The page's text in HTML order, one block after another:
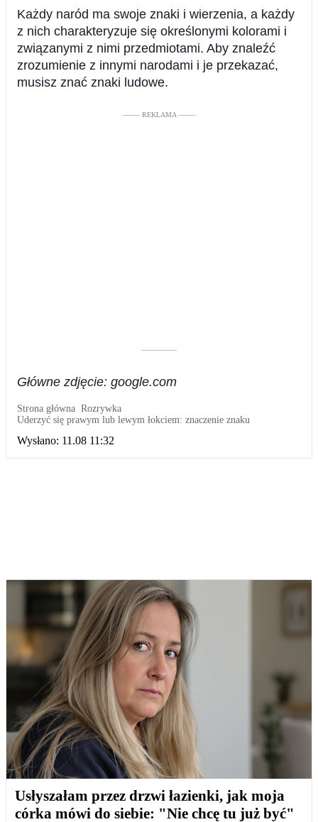
Każdy naród ma swoje znaki i wierzenia, a każdy
z nich charakteryzuje się określonymi kolorami i
związanymi z nimi przedmiotami. Aby znaleźć
zrozumienie z innymi narodami i je przekazać,
musisz znać znaki ludowe.
––––– REKLAMA –––––
––––––––––
Główne zdjęcie: google.com
Strona główna Rozrywka
Uderzyć się prawym lub lewym łokciem: znaczenie znaku
Wysłano: 11.08 11:32
Usłyszałam przez drzwi łazienki, jak moja
córka mówi do siebie: "Nie chcę tu już być"